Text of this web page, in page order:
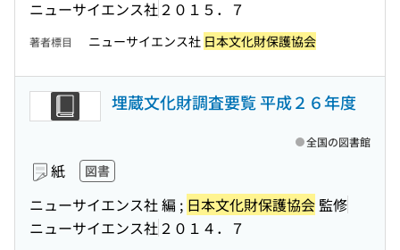
ニューサイエンス社 ２０１５．７
著者標目 ニューサイエンス社 日本文化財保護協会
埋蔵文化財調査要覧 平成２６年度
紙 図書
ニューサイエンス社 編 ; 日本文化財保護協会 監修
ニューサイエンス社 ２０１４．７
全国の図書館